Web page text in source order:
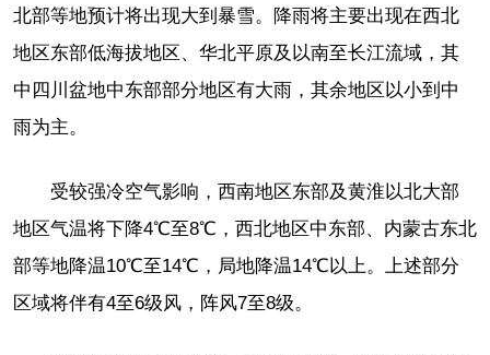
北部等地预计将出现大到暴雪。降雨将主要出现在西北
地区东部低海拔地区、华北平原及以南至长江流域，其
中四川盆地中东部部分地区有大雨，其余地区以小到中
雨为主。
受较强冷空气影响，西南地区东部及黄淮以北大部
地区气温将下降4℃至8℃，西北地区中东部、内蒙古东北
部等地降温10℃至14℃，局地降温14℃以上。上述部分
区域将伴有4至6级风，阵风7至8级。